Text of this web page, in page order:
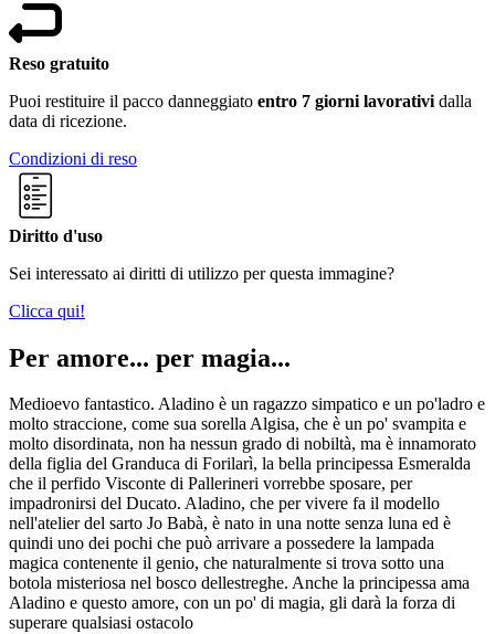
Reso gratuito
Puoi restituire il pacco danneggiato entro 7 giorni lavorativi dalla
data di ricezione.
Condizioni di reso
Diritto d'uso
Sei interessato ai diritti di utilizzo per questa immagine?
Clicca qui!
Per amore... per magia...
Medioevo fantastico. Aladino è un ragazzo simpatico e un po'ladro e
molto straccione, come sua sorella Algisa, che è un po' svampita e
molto disordinata, non ha nessun grado di nobiltà, ma è innamorato
della figlia del Granduca di Forilarì, la bella principessa Esmeralda
che il perfido Visconte di Pallerineri vorrebbe sposare, per
impadronirsi del Ducato. Aladino, che per vivere fa il modello
nell'atelier del sarto Jo Babà, è nato in una notte senza luna ed è
quindi uno dei pochi che può arrivare a possedere la lampada
magica contenente il genio, che naturalmente si trova sotto una
botola misteriosa nel bosco dellestreghe. Anche la principessa ama
Aladino e questo amore, con un po' di magia, gli darà la forza di
superare qualsiasi ostacolo